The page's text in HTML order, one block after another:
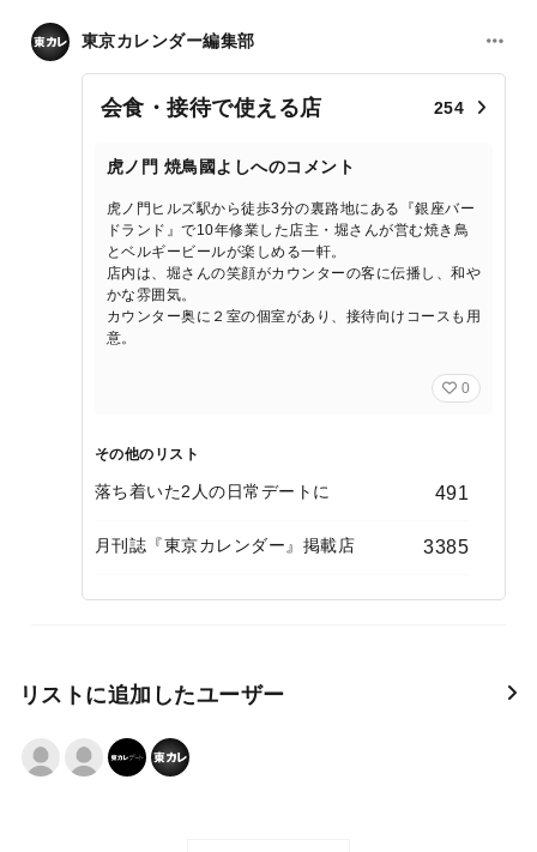
東京カレンダー編集部
会食・接待で使える店 254
虎ノ門 焼鳥國よしへのコメント
虎ノ門ヒルズ駅から徒歩3分の裏路地にある『銀座バー
ドランド』で10年修業した店主・堀さんが営む焼き鳥
とベルギービールが楽しめる一軒。
店内は、堀さんの笑顔がカウンターの客に伝播し、和や
かな雰囲気。
カウンター奥に２室の個室があり、接待向けコースも用
意。
0
その他のリスト
落ち着いた2人の日常デートに 491
月刊誌『東京カレンダー』掲載店 3385
リストに追加したユーザー